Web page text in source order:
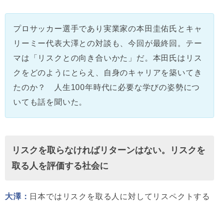
プロサッカー選手であり実業家の本田圭佑氏とキャ
リーミー代表大澤との対談も、今回が最終回。テー
マは「リスクとの向き合いかた」だ。本田氏はリス
クをどのようにとらえ、自身のキャリアを築いてき
たのか？ 人生100年時代に必要な学びの姿勢につ
いても話を聞いた。
リスクを取らなければリターンはない。リスクを
取る人を評価する社会に
大澤： 日本ではリスクを取る人に対してリスペクトする